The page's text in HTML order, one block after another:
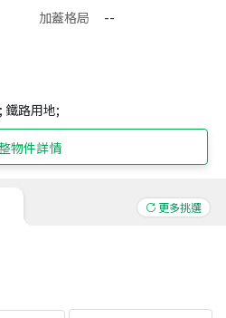
加蓋格局
--
鐵路用地;
物件詳情
更多挑選